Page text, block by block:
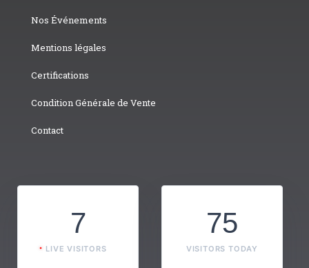
Nos Événements
Mentions légales
Certifications
Condition Générale de Vente
Contact
7
LIVE VISITORS
75
VISITORS TODAY